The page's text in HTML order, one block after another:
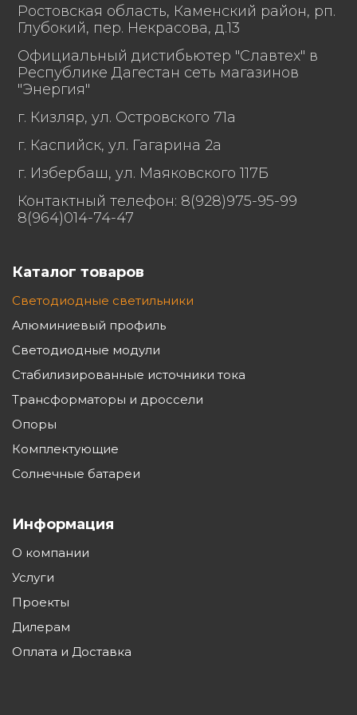
Габаритные размеры
светильника, мм
высота 75.
Масса светильника,
нетто, кг
2,7
Материал корпуса
порошковой краской
Защитное стекло
Радиатор
теплоотвода
Алюминиевый
Диммирование
380в
кронштейн
диаметром, мм
Каталог товаров
Светодиодные светильники
Алюминиевый профиль
Светодиодные модули
Стабилизированные источники тока
Трансформаторы и дроссели
Опоры
Комплектующие
Солнечные батареи
Информация
О компании
Услуги
Проекты
Дилерам
Оплата и Доставка
Ростовская область, Каменский район, рп.
Глубокий, пер. Некрасова, д.13
Официальный дистибьютер "Славтех" в
Республике Дагестан сеть магазинов
"Энергия"
г. Кизляр, ул. Островского 71а
г. Каспийск, ул. Гагарина 2а
г. Избербаш, ул. Маяковского 117Б
Контактный телефон: 8(928)975-95-99
8(964)014-74-47